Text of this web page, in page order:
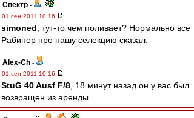
Спектр -
01 сен 2011 10:16
simoned , тут-то чем поливает? Нормально все
Рабинер про нашу селекцию сказал.
Alex-Ch -
01 сен 2011 10:16
StuG 40 Ausf F/8 , 18 минут назад он у вас был
возвращен из аренды.